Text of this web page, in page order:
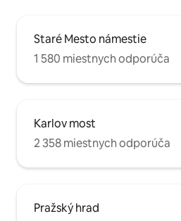
Staré Mesto námestie
1 580 miestnych odporúča
Karlov most
2 358 miestnych odporúča
Pražský hrad